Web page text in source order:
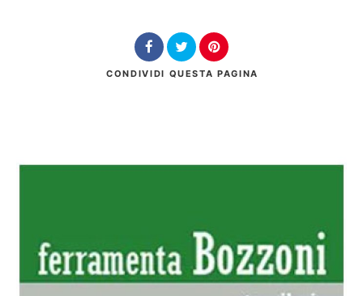
Cerca
CONDIVIDI QUESTA PAGINA